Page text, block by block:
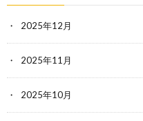
2025年12月
2025年11月
2025年10月